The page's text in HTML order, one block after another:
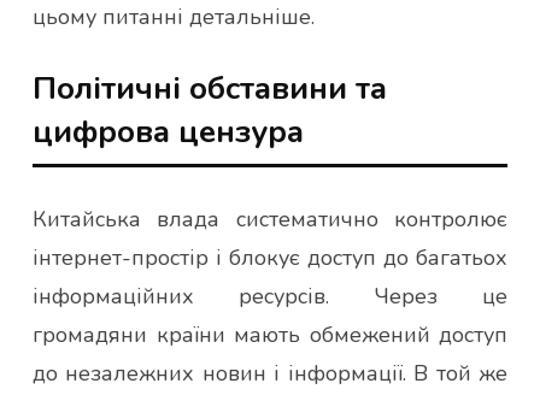
цьому питанні детальніше.
Політичні обставини та
цифрова цензура
Китайська влада систематично контролює
інтернет-простір і блокує доступ до багатьох
інформаційних ресурсів. Через це
громадяни країни мають обмежений доступ
до незалежних новин і інформації. В той же